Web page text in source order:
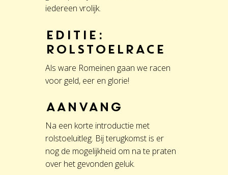
iedereen vrolijk.
Editie:
ROLSTOELRACE
Als ware Romeinen gaan we racen
voor geld, eer en glorie!
Aanvang
Na een korte introductie met
rolstoeluitleg. Bij terugkomst is er
nog de mogelijkheid om na te praten
over het gevonden geluk.